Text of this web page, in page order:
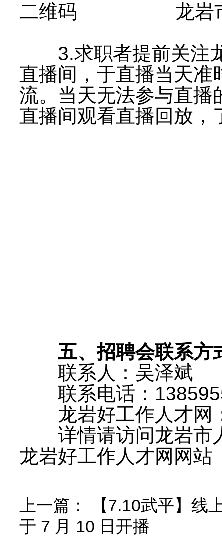
二维码 龙岩
3.求职者提前关注龙
直播间，于直播当天准
流。当天无法参与直播
直播间观看直播回放，
五、招聘会联系方
联系人：吴泽斌
联系电话：
龙岩好工作人才网
详情请访问龙岩市人
龙岩好工作人才网网站
上一篇：
【7.10武平】线
于 7 月 10 日开播